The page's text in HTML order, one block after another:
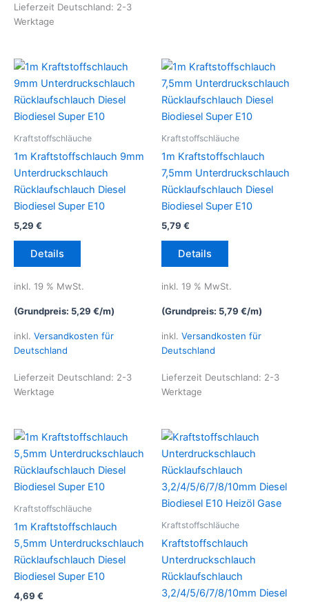
Lieferzeit Deutschland: 2-3
Werktage
Kraftstoffschläuche
1m Kraftstoffschlauch 9mm
Unterdruckschlauch
Rücklaufschlauch Diesel
Biodiesel Super E10
5,29 €
Details
inkl. 19 % MwSt.
(Grundpreis: 5,29 €/m)
inkl. Versandkosten für
Deutschland
Lieferzeit Deutschland: 2-3
Werktage
Kraftstoffschläuche
1m Kraftstoffschlauch
7,5mm Unterdruckschlauch
Rücklaufschlauch Diesel
Biodiesel Super E10
5,79 €
Details
inkl. 19 % MwSt.
(Grundpreis: 5,79 €/m)
inkl. Versandkosten für
Deutschland
Lieferzeit Deutschland: 2-3
Werktage
Kraftstoffschläuche
1m Kraftstoffschlauch
5,5mm Unterdruckschlauch
Rücklaufschlauch Diesel
Biodiesel Super E10
4,69 €
Kraftstoffschläuche
Kraftstoffschlauch
Unterdruckschlauch
Rücklaufschlauch
3,2/4/5/6/7/8/10mm Diesel